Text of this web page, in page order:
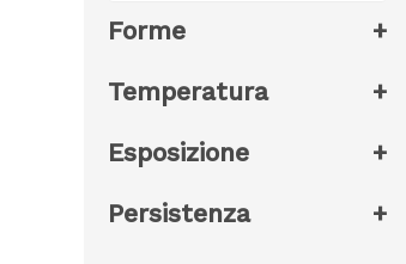
Forme +
Temperatura +
Esposizione +
Persistenza +